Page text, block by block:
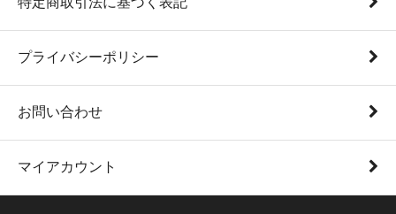
プライバシーポリシー
お問い合わせ
マイアカウント